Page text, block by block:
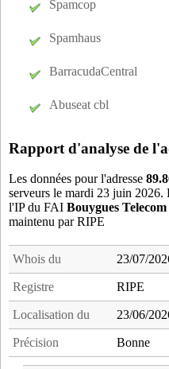
bge33
- Bruges (7 km)
bre33
c2433
- Cestas (13 km)
c3m33 - Cambes (14 km)
cau33- Bordeaux (0 km)
cbl33
- Carbon-blanc (8 km)
ces33- Cestas (14 km)
che33- Bordeaux (0 km)
cjp33 - Canejan (10 km)
cre33- Creon (18 km)
czp33
eha33- Le Haillan (10 km)
eys33 - Eysines (9 km)
fzd33- Floirac (3 km)
176.180.37.89à non communique
176.184.71.91
Spamcop
Spamhaus
BarracudaCentral
Abuseat cbl
Rapport d'analyse de
Les données pour l'adresse
serveurs le mardi 23 juin 2026.
l'IP du FAI Bouygues
maintenu par RIPE
Whois du 23/07/
Registre RIPE
Localisation du 23/06/
Précision Bonne